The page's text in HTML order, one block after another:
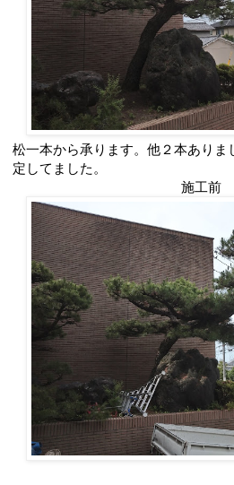
松一本から承ります。他２本ありま
定してました。
施工前